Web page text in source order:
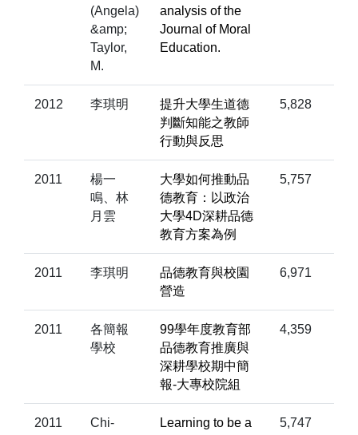
(Angela)
&amp;
Taylor,
M.
analysis of the
Journal of Moral
Education.
2012 李琪明
提升大學生道德
判斷知能之教師
行動與反思
5,828
2011
楊一
鳴、林
月雲
大學如何推動品
德教育：以政治
大學4D深耕品德
教育方案為例
5,757
2011 李琪明
品德教育與校園
營造
6,971
2011
各簡報
學校
99學年度教育部
品德教育推廣與
深耕學校期中簡
報-大專校院組
4,359
2011
Chi-
Learning to be a
5,747